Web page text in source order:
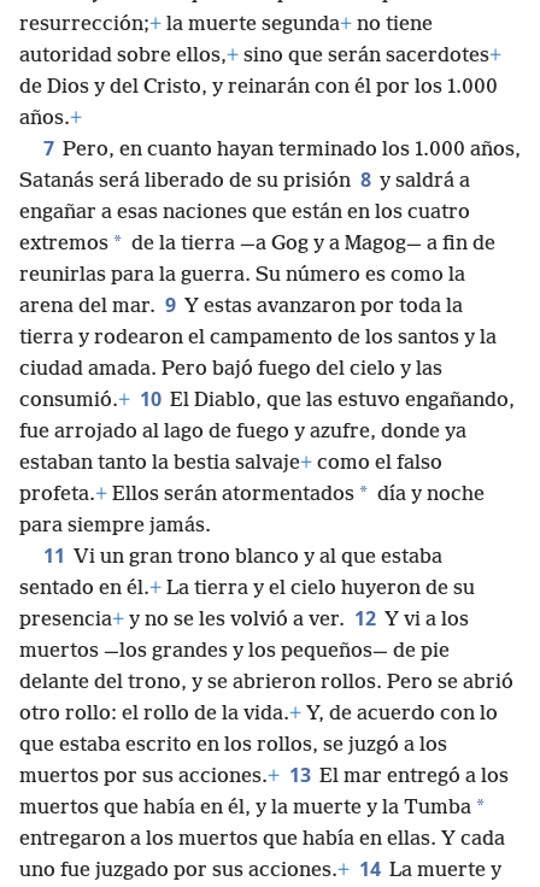
resurrección;+ la muerte segunda+ no tiene
autoridad sobre ellos,+ sino que serán sacerdotes+
de Dios y del Cristo, y reinarán con él por los 1.000
años.+
7 Pero, en cuanto hayan terminado los 1.000 años,
Satanás será liberado de su prisión 8 y saldrá a
engañar a esas naciones que están en los cuatro
extremos * de la tierra —a Gog y a Magog— a fin de
reunirlas para la guerra. Su número es como la
arena del mar. 9 Y estas avanzaron por toda la
tierra y rodearon el campamento de los santos y la
ciudad amada. Pero bajó fuego del cielo y las
consumió.+ 10 El Diablo, que las estuvo engañando,
fue arrojado al lago de fuego y azufre, donde ya
estaban tanto la bestia salvaje+ como el falso
profeta.+ Ellos serán atormentados * día y noche
para siempre jamás.
11 Vi un gran trono blanco y al que estaba
sentado en él.+ La tierra y el cielo huyeron de su
presencia+ y no se les volvió a ver. 12 Y vi a los
muertos —los grandes y los pequeños— de pie
delante del trono, y se abrieron rollos. Pero se abrió
otro rollo: el rollo de la vida.+ Y, de acuerdo con lo
que estaba escrito en los rollos, se juzgó a los
muertos por sus acciones.+ 13 El mar entregó a los
muertos que había en él, y la muerte y la Tumba *
entregaron a los muertos que había en ellas. Y cada
uno fue juzgado por sus acciones.+ 14 La muerte y